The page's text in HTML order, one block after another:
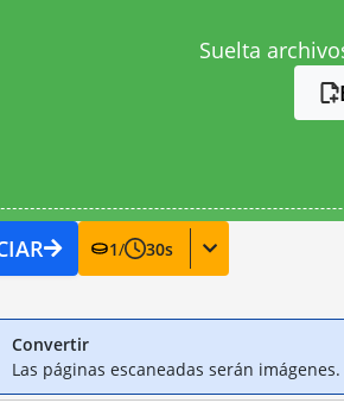
Suelta
1/ 30s
Convertir
Las páginas escaneadas serán imágenes.